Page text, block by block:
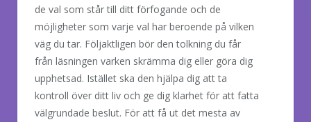
de val som står till ditt förfogande och de
möjligheter som varje val har beroende på vilken
väg du tar. Följaktligen bör den tolkning du får
från läsningen varken skrämma dig eller göra dig
upphetsad. Istället ska den hjälpa dig att ta
kontroll över ditt liv och ge dig klarhet för att fatta
välgrundade beslut. För att få ut det mesta av